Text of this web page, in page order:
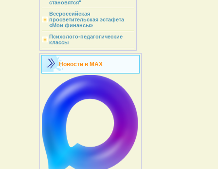
становятся"
Всероссийская
просветительская эстафета
«Мои финансы»
Психолого-педагогические
классы
Новости в MAX